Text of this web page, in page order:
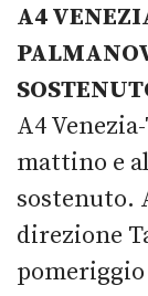
A4
A4
mattino e
sostenuto.
direzione